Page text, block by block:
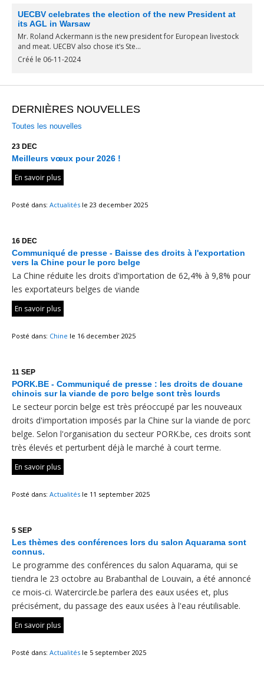
UECBV celebrates the election of the new President at
its AGL in Warsaw
Mr. Roland Ackermann is the new president for European livestock
and meat. UECBV also chose it‘s Ste...
Créé le 06-11-2024
DERNIÈRES NOUVELLES
Toutes les nouvelles
23 DEC
Meilleurs vœux pour 2026 !
En savoir plus
Posté dans: Actualités le 23 december 2025
16 DEC
Communiqué de presse - Baisse des droits à l'exportation
vers la Chine pour le porc belge
La Chine réduite les droits d'importation de 62,4% à 9,8% pour
les exportateurs belges de viande
En savoir plus
Posté dans: Chine le 16 december 2025
11 SEP
PORK.BE - Communiqué de presse : les droits de douane
chinois sur la viande de porc belge sont très lourds
Le secteur porcin belge est très préoccupé par les nouveaux
droits d'importation imposés par la Chine sur la viande de porc
belge. Selon l'organisation du secteur PORK.be, ces droits sont
très élevés et perturbent déjà le marché à court terme.
En savoir plus
Posté dans: Actualités le 11 september 2025
5 SEP
Les thèmes des conférences lors du salon Aquarama sont
connus.
Le programme des conférences du salon Aquarama, qui se
tiendra le 23 octobre au Brabanthal de Louvain, a été annoncé
ce mois-ci. Watercircle.be parlera des eaux usées et, plus
précisément, du passage des eaux usées à l'eau réutilisable.
En savoir plus
Posté dans: Actualités le 5 september 2025